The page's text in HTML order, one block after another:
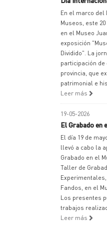
En el marco del
Museos, este
en el Museo
exposición
Dividido". La
participación
provincia, que
patrimonial e
Leer más
19-05-2026
El Grabado en
El día 19 de
llevó a cabo la
Grabado en el
Taller de
Fandos, en el
Los presentes
trabajos
Leer más